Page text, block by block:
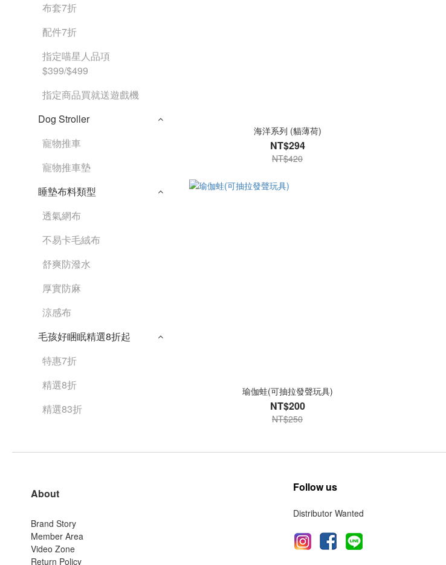
布套7折
配件7折
指定喵星人品項
$399/$499
指定商品買就送遊戲機
Dog Stroller
寵物推車
寵物推車墊
睡墊布料類型
透氣網布
不易卡毛絨布
舒爽防潑水
厚實防麻
涼感布
毛孩好睏眠精選8折起
特惠7折
精選8折
精選83折
海洋系列 (貓薄荷)
NT$294
NT$420
瑜伽蛙(可抽拉發聲玩具)
NT$200
NT$250
About
Brand Story
Member Area
Video Zone
Return Policy
Follow us
Distributor Wanted